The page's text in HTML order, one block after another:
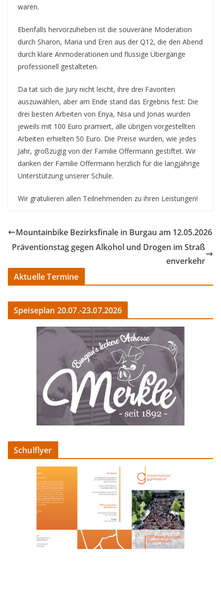
waren.
Ebenfalls hervorzuheben ist die souveräne Moderation
durch Sharon, Maria und Eren aus der Q12, die den Abend
durch klare Anmoderationen und flüssige Übergänge
professionell gestalteten.
Da tat sich die Jury nicht leicht, ihre drei Favoriten
auszuwählen, aber am Ende stand das Ergebnis fest: Die
drei besten Arbeiten von Enya, Nisa und Jonas wurden
jeweils mit 100 Euro prämiert, alle übrigen vorgestellten
Arbeiten erhielten 50 Euro. Die Preise wurden, wie jedes
Jahr, großzügig von der Familie Offermann gestiftet. Wir
danken der Familie Offermann herzlich für die langjährige
Unterstützung unserer Schule.
Wir gratulieren allen Teilnehmenden zu ihren Leistungen!
Mountainbike Bezirksfinale in Burgau am 12.05.2026
Präventionstag gegen Alkohol und Drogen im Straß
enverkehr
Aktuelle Termine
Speiseplan 20.07.-23.07.2026
Schulflyer